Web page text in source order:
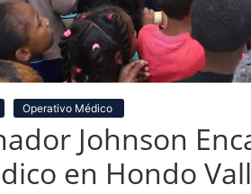
Operativo Médico
Johnson
en Hondo